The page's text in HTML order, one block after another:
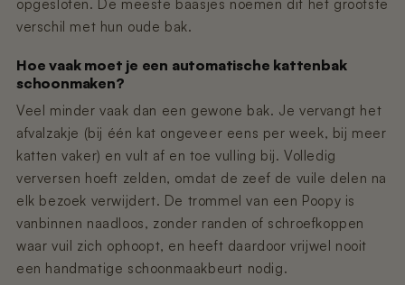
opgesloten. De meeste baasjes noemen dit het grootste
verschil met hun oude bak.
Hoe vaak moet je een automatische kattenbak
schoonmaken?
Veel minder vaak dan een gewone bak. Je vervangt het
afvalzakje (bij één kat ongeveer eens per week, bij meer
katten vaker) en vult af en toe vulling bij. Volledig
verversen hoeft zelden, omdat de zeef de vuile delen na
elk bezoek verwijdert. De trommel van een Poopy is
vanbinnen naadloos, zonder randen of schroefkoppen
waar vuil zich ophoopt, en heeft daardoor vrijwel nooit
een handmatige schoonmaakbeurt nodig.